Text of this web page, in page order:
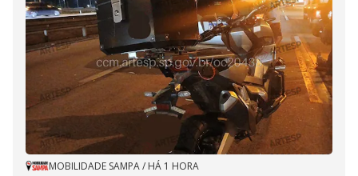
MOBILIDADE SAMPA/ HÁ 1 HORA